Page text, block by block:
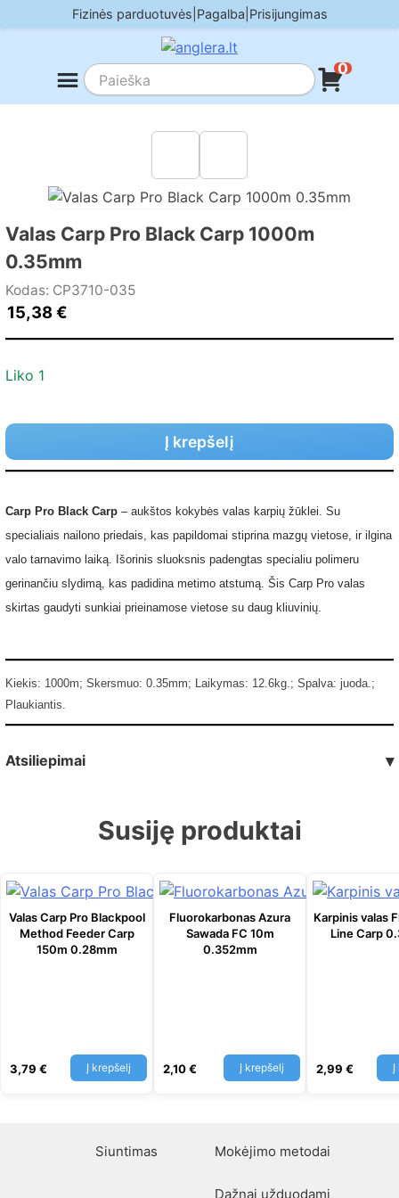
to
Fizinės parduotuvės Pagalba Prisijungimas
0
Valas Carp Pro Black Carp 1000m
0.35mm
Kodas: CP3710-035
15,38€
Liko 1
Į krepšelį
Carp Pro Black Carp – aukštos kokybės valas karpių žūklei. Su
specialiais nailono priedais, kas papildomai stiprina mazgų vietose, ir ilgina
valo tarnavimo laiką. Išorinis sluoksnis padengtas specialiu polimeru
gerinančiu slydimą, kas padidina metimo atstumą. Šis Carp Pro valas
skirtas gaudyti sunkiai prieinamose vietose su daug kliuvinių.
Kiekis: 1000m; Skersmuo: 0.35mm; Laikymas: 12.6kg.; Spalva: juoda.;
Plaukiantis.
Atsiliepimai ▾
Susiję produktai
Valas Carp Pro Blackpool
Method Feeder Carp
150m 0.28mm
3,79 € Į krepšelį
Fluorokarbonas Azura
Sawada FC 10m
0.352mm
2,10€ Į krepšelį
Karpinis valas
Line Carp
2,99 € Į
Siuntimas Mokėjimo metodai
Dažnai užduodami